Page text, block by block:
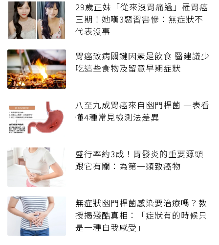
29歲正妹「從來沒胃痛過」罹胃癌
三期！她嘆3惡習害慘：無症狀不
代表沒事
胃癌致病關鍵因素是飲食 醫建議少
吃這些食物及留意早期症狀
八至九成胃癌來自幽門桿菌 一表看
懂4種常見檢測法差異
盛行率約3成！胃發炎的重要源頭
跟它有關：為第一類致癌物
無症狀幽門桿菌感染要治療嗎？教
授揭殘酷真相：「症狀有的時候只
是一種自我感受」